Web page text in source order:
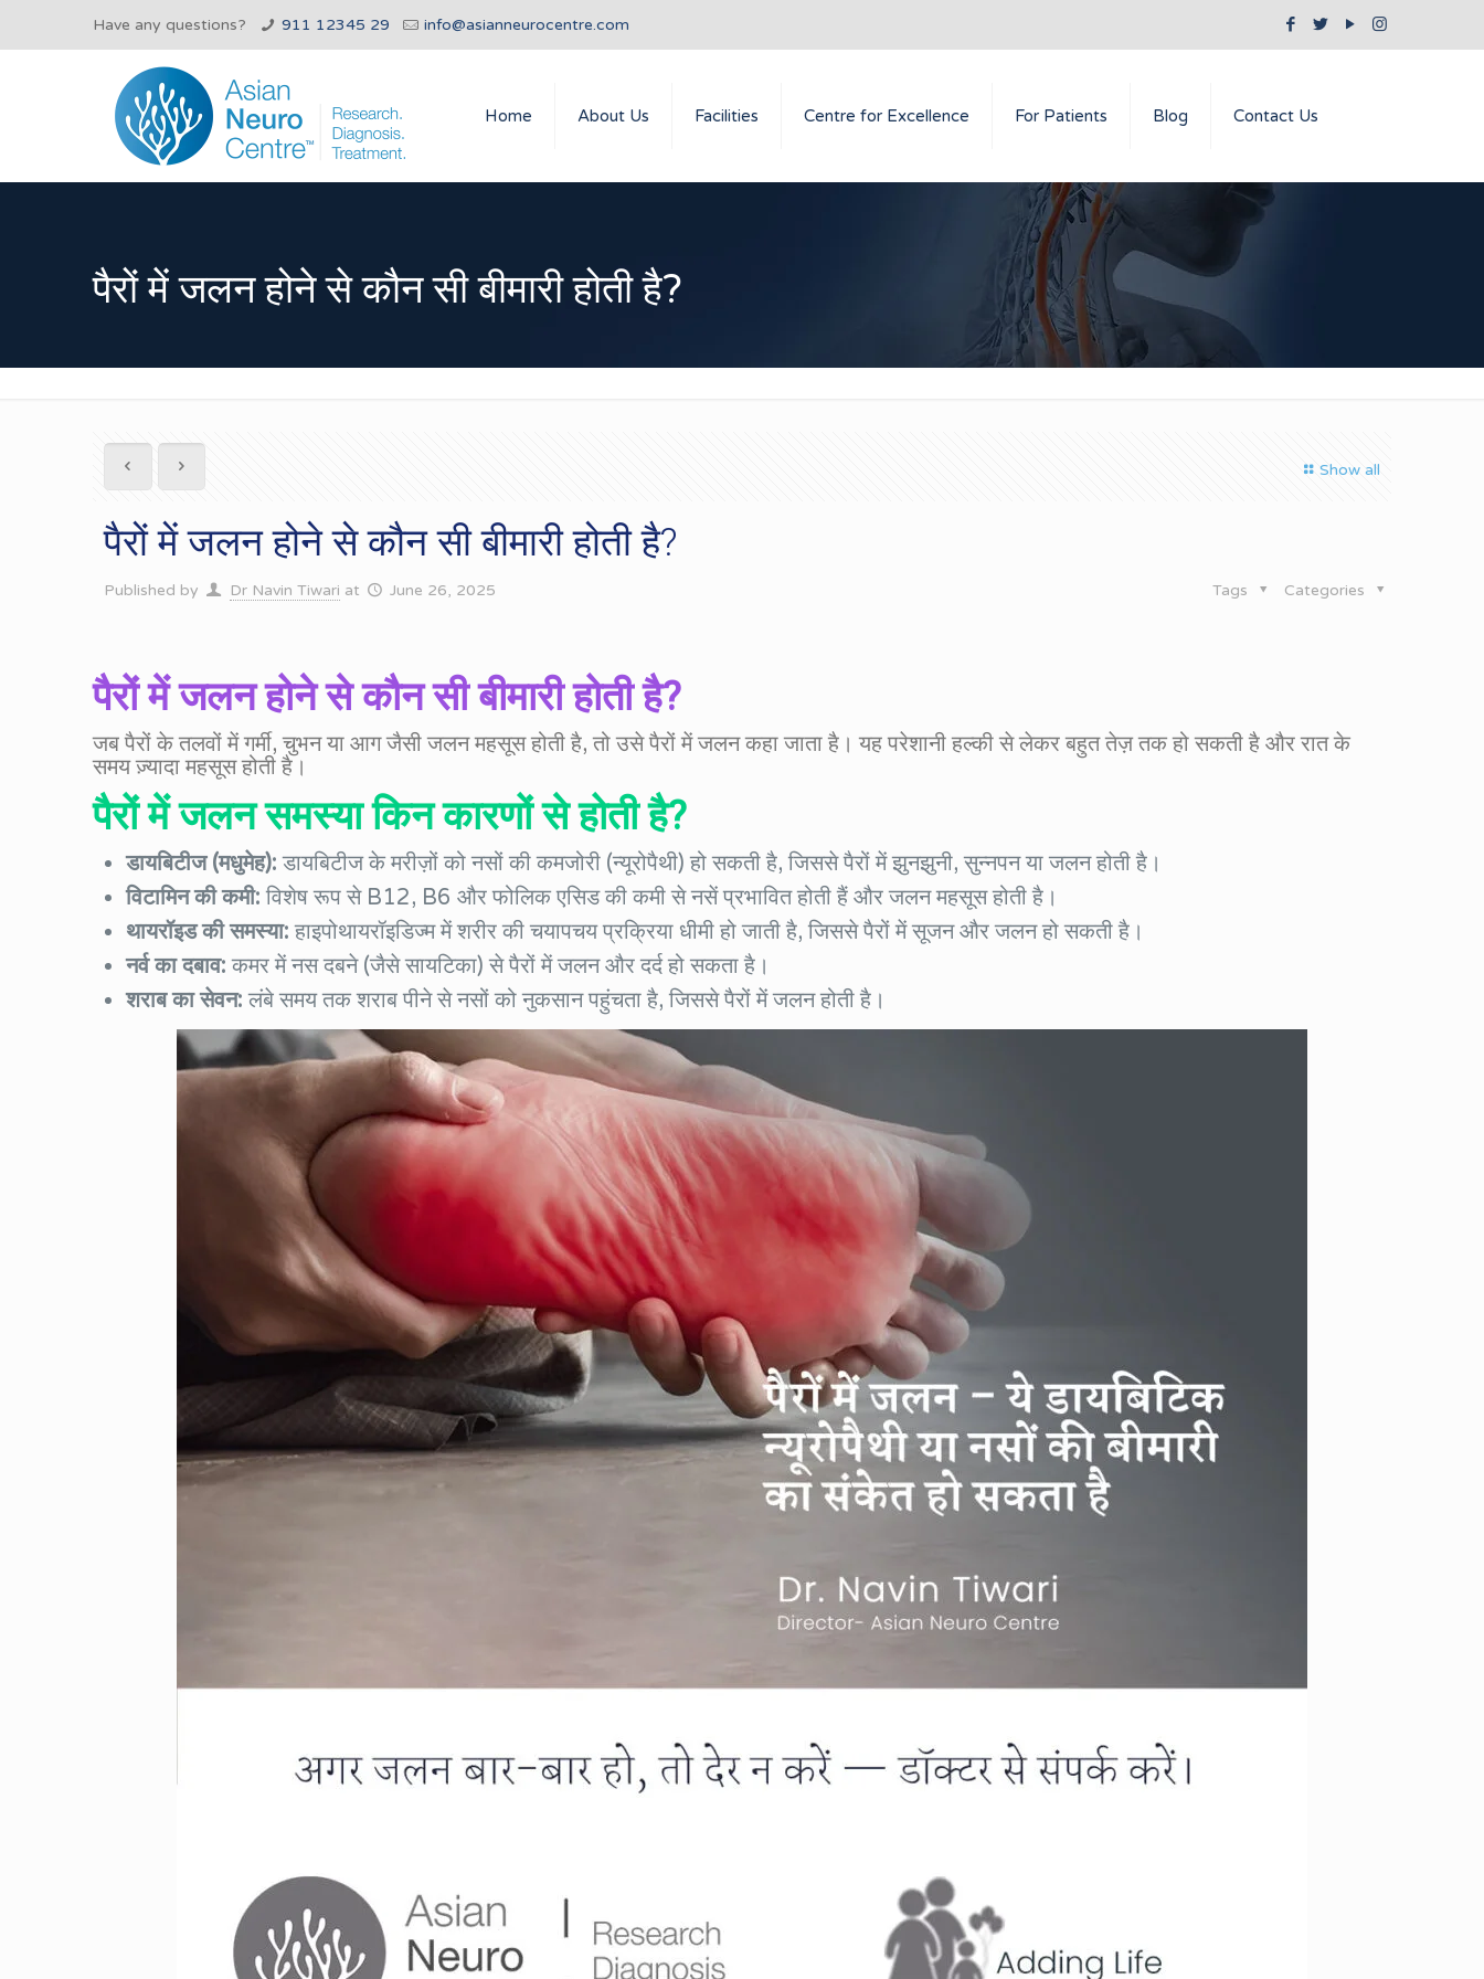
Have any questions? 911 12345 29 info@asianneurocentre.com
Home About Us Facilities Centre for Excellence For Patients Blog Contact Us
पैरों में जलन होने से कौन सी बीमारी होती है?
Show all
पैरों में जलन होने से कौन सी बीमारी होती है?
Published by Dr Navin Tiwari at June 26, 2025 Categories
Tags
पैरों में जलन होने से कौन सी बीमारी होती है?
जब पैरों के तलवों में गर्मी, चुभन या आग जैसी जलन महसूस होती है, तो उसे पैरों में जलन कहा जाता है। यह परेशानी हल्की से लेकर बहुत तेज़ तक हो सकती है और रात के
समय ज़्यादा महसूस होती है।
पैरों में जलन समस्या किन कारणों से होती है?
डायबिटीज(मधुमेह): डायबिटीज के मरीज़ों को नसों की कमजोरी (न्यूरोपैथी) हो सकती है, जिससे पैरों में झुनझुनी, सुन्नपन या जलन होती है।
विटामिन की कमी: विशेष रूप से B12, B6 और फोलिक एसिड की कमी से नसें प्रभावित होती हैं और जलन महसूस होती है।
थायरॉइड की समस्या: हाइपोथायरॉइडिज्म में शरीर की चयापचय प्रक्रिया धीमी हो जाती है, जिससे पैरों में सूजन और जलन हो सकती है।
नर्व का दबाव: कमर में नस दबने (जैसे सायटिका) से पैरों में जलन और दर्द हो सकता है।
शराब का सेवन: लंबे समय तक शराब पीने से नसों को नुकसान पहुंचता है, जिससे पैरों में जलन होती है।